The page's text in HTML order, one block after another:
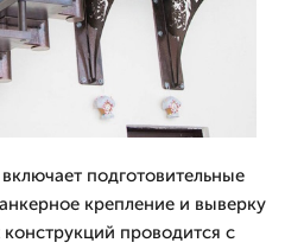
подготовительные
крепление и выверку
проводится с